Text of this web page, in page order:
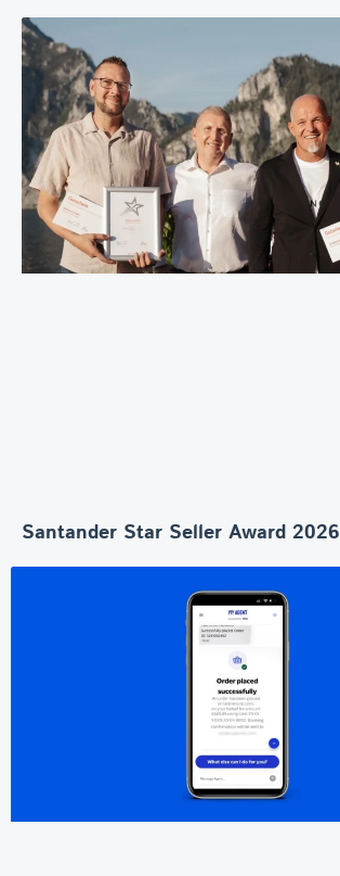
Santander Star Seller Award 2026